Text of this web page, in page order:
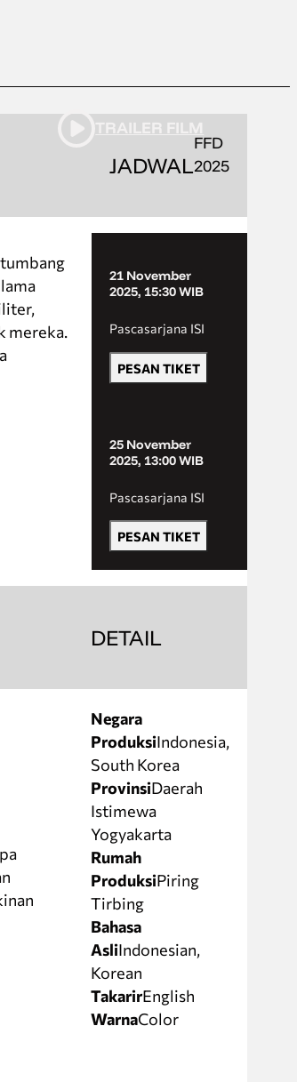
TRAILER FILM
mereka.
JADWAL
FFD
2025
21 November
2025, 15:30 WIB
Pascasarjana ISI
PESAN TIKET
25 November
2025, 13:00 WIB
Pascasarjana ISI
PESAN TIKET
DETAIL
Negara
ProduksiIndonesia,
South Korea
ProvinsiDaerah
Istimewa
Yogyakarta
Rumah
ProduksiPiring
Tirbing
Bahasa
AsliIndonesian,
Korean
TakarirEnglish
WarnaColor